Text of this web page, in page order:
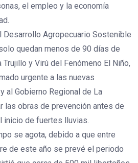
el empleo y la economía
Desarrollo Agropecuario Sostenible
quedan menos de 90 días de
y Virú del Fenómeno El Niño,
urgente a las nuevas
al Gobierno Regional de La
las obras de prevención antes de
inicio de fuertes lluvias.
se agota, debido a que entre
de este año se prevé el periodo